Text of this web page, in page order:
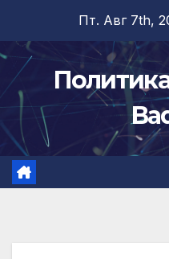
содержимому
Пт. Авг 7th,